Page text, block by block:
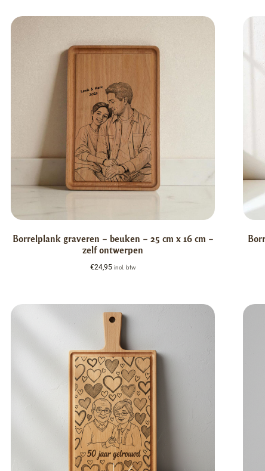
Borrelplank graveren – beuken – 25 cm x 16 cm –
zelf ontwerpen
€24,95 incl. btw